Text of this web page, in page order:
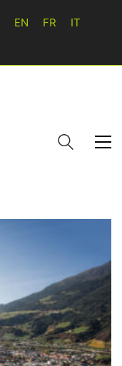
EN FR
IT